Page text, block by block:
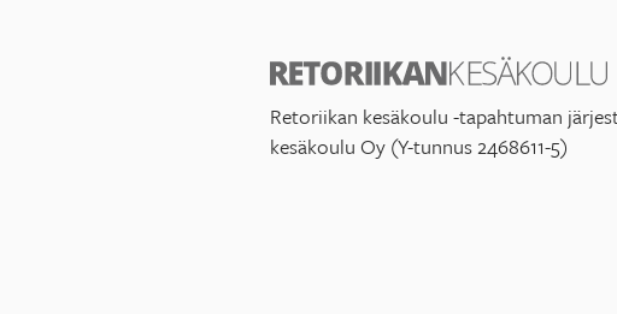
Retoriikan kesäkoulu -tapahtuman
kesäkoulu Oy (Y-tunnus 2468611-5)